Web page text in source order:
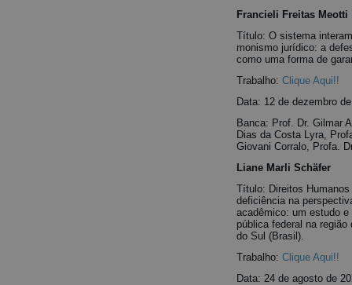
Francieli Freitas Meotti
Título: O sistema
monismo jurídico: a
como uma forma de
Trabalho: Clique Aqui!!
Data: 12 de dezembro
Banca: Prof. Dr. Gilmar
Dias da Costa Lyra,
Giovani Corralo, Profa.
Liane Marli Schäfer
Título: Direitos
deficiência na
acadêmico: um estudo
pública federal na
do Sul (Brasil).
Trabalho: Clique Aqui!!
Data: 24 de agosto de